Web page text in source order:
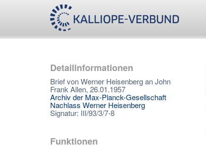
Detailinformationen
Brief von Werner Heisenberg an John
Frank Allen, 26.01.1957
Archiv der Max-Planck-Gesellschaft
Nachlass Werner Heisenberg
Signatur: III/93/3/7-8
Funktionen